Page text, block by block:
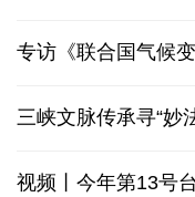
专访《联合国气候
三峡文脉传承寻“妙
视频丨今年第13号